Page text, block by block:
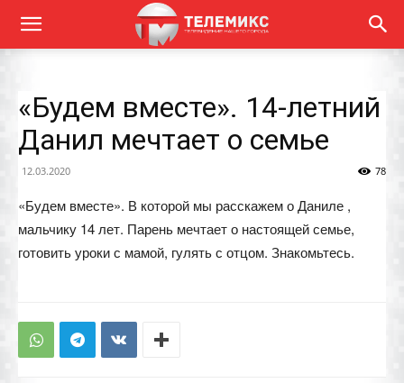
«Будем вместе». 14-летний
Данил мечтает о семье
12.03.2020 78
«Будем вместе». В которой мы расскажем о Даниле ,
мальчику 14 лет. Парень мечтает о настоящей семье,
готовить уроки с мамой, гулять с отцом. Знакомьтесь.